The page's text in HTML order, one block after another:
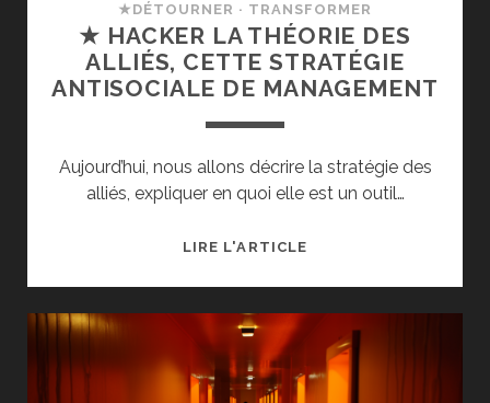
VOUS
ÉPATER
!
★DÉTOURNER · TRANSFORMER
★ HACKER LA THÉORIE DES
ALLIÉS, CETTE STRATÉGIE
ANTISOCIALE DE MANAGEMENT
Aujourd’hui, nous allons décrire la stratégie des
alliés, expliquer en quoi elle est un outil…
LIRE L'ARTICLE★
DES
ALLIÉS,